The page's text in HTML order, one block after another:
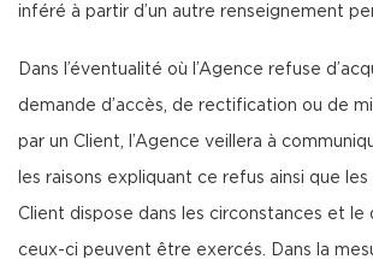
inféré à partir d’un autre renseignement
Dans l’éventualité où l’Agence refuse
demande d’accès, de rectification ou de
par un Client, l’Agence veillera à
les raisons expliquant ce refus ainsi que
Client dispose dans les circonstances et le
ceux-ci peuvent être exercés. Dans la